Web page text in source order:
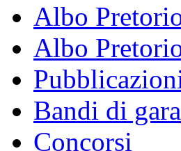
Albo
Albo
Bandi di gara
Concorsi